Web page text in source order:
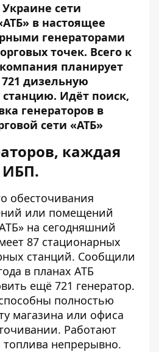
сети
в настоящее
генераторами
точек. Всего к
планирует
дизельную
станцию. Идёт поиск,
генераторов в
сети «АТБ»
каждая
ИБП.
обесточивания
или помещений
на сегодняшний
87 стационарных
станций. Сообщили
в планах АТБ
ещё 721 генератор.
полностью
магазина или офиса
Работают
непрерывно.